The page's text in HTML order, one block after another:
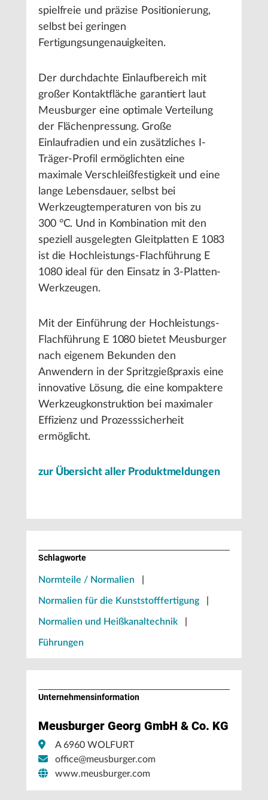
spielfreie und präzise Positionierung,
selbst bei geringen
Fertigungsungenauigkeiten.
Der durchdachte Einlaufbereich mit
großer Kontaktfläche garantiert laut
Meusburger eine optimale Verteilung
der Flächenpressung. Große
Einlaufradien und ein zusätzliches I-
Träger-Profil ermöglichten eine
maximale Verschleißfestigkeit und eine
lange Lebensdauer, selbst bei
Werkzeugtemperaturen von bis zu
300 °C. Und in Kombination mit den
speziell ausgelegten Gleitplatten E 1083
ist die Hochleistungs-Flachführung E
1080 ideal für den Einsatz in 3-Platten-
Werkzeugen.
Mit der Einführung der Hochleistungs-
Flachführung E 1080 bietet Meusburger
nach eigenem Bekunden den
Anwendern in der Spritzgießpraxis eine
innovative Lösung, die eine kompaktere
Werkzeugkonstruktion bei maximaler
Effizienz und Prozesssicherheit
ermöglicht.
zur Übersicht aller Produktmeldungen
Schlagworte
Normteile / Normalien
Normalien für die Kunststofffertigung
Normalien und Heißkanaltechnik
Führungen
Unternehmens­information
Meusburger Georg GmbH & Co. KG
A 6960 WOLFURT
office@meusburger.com
www.meusburger.com